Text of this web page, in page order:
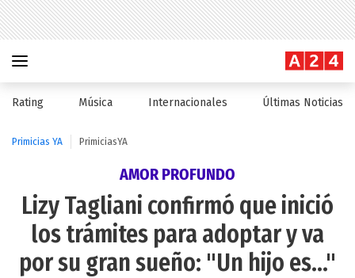
Rating Música Internacionales Últimas Noticias
Primicias YA PrimiciasYA
AMOR PROFUNDO
Lizy Tagliani confirmó que inició
los trámites para adoptar y va
por su gran sueño: "Un hijo es..."